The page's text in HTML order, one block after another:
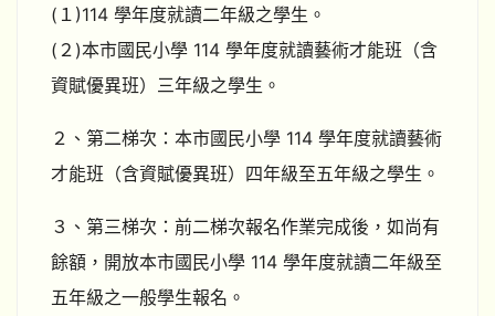
(１)114 學年度就讀二年級之學生。
(２)本市國民小學 114 學年度就讀藝術才能班（含
資賦優異班）三年級之學生。
２、第二梯次：本市國民小學 114 學年度就讀藝術
才能班（含資賦優異班）四年級至五年級之學生。
３、第三梯次：前二梯次報名作業完成後，如尚有
餘額，開放本市國民小學 114 學年度就讀二年級至
五年級之一般學生報名。